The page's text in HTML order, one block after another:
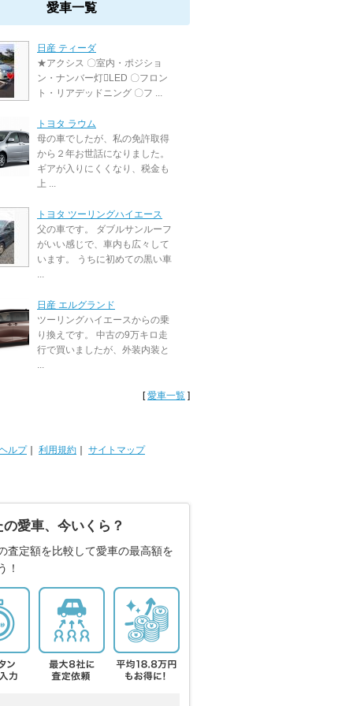
愛車一覧
日産 ティーダ
★アクシス 〇室内・ポジショ
ン・ナンバー灯LED 〇フロン
ト・リアデッドニング 〇フ ...
トヨタ ラウム
母の車でしたが、私の免許取得
から２年お世話になりました。
ギアが入りにくくなり、税金も
上 ...
トヨタ ツーリングハイエース
父の車です。 ダブルサンルーフ
がいい感じで、車内も広々して
います。 うちに初めての黒い車
...
日産 エルグランド
ツーリングハイエースからの乗
り換えです。 中古の9万キロ走
行で買いましたが、外装内装と
...
[愛車一覧 ]
ルプ｜ 利用規約 サイトマップ
愛車、今いくら？
査定額を比較して愛車の最高額を
！